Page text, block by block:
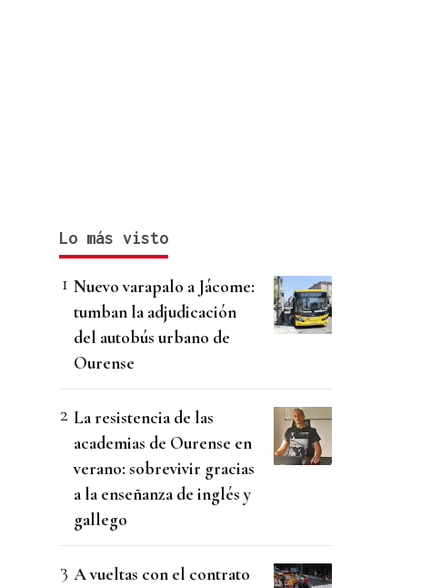
Lo más visto
Nuevo varapalo a Jácome:
tumban la adjudicación
del autobús urbano de
Ourense
La resistencia de las
academias de Ourense en
verano: sobrevivir gracias
a la enseñanza de inglés y
gallego
A vueltas con el contrato